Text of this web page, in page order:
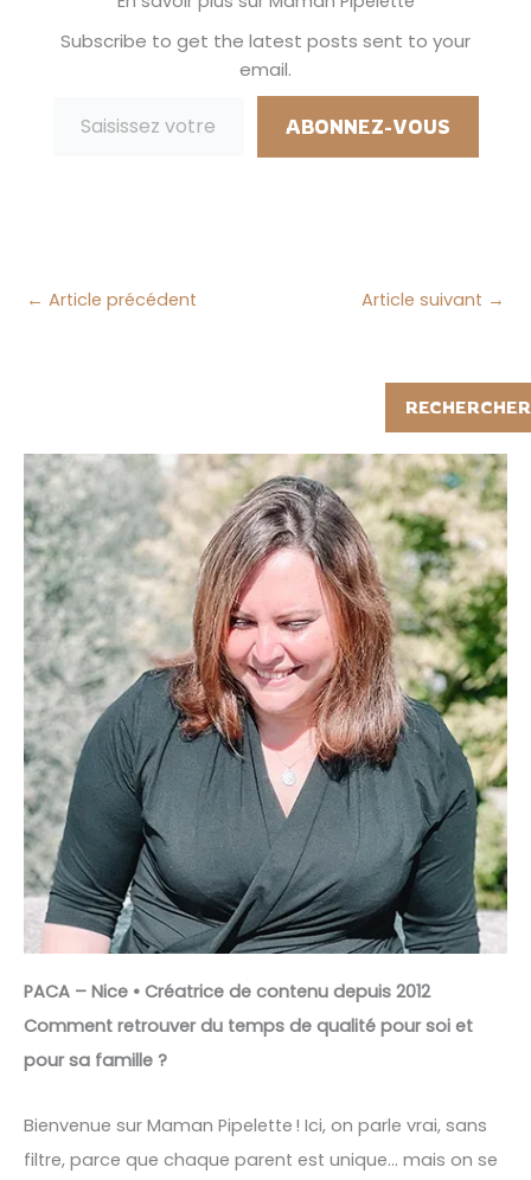
leur faire, j'ai fait de
nombreuses
recherches sur
idées parce que
Subscribe to get the latest posts sent to your
email.
ABONNEZ-VOUS
← Article précédent Article suivant →
RECHERCHER
PACA – Nice • Créatrice de contenu depuis 2012
Comment retrouver du temps de qualité pour soi et
pour sa famille ?
Bienvenue sur Maman Pipelette ! Ici, on parle vrai, sans
filtre, parce que chaque parent est unique… mais on se